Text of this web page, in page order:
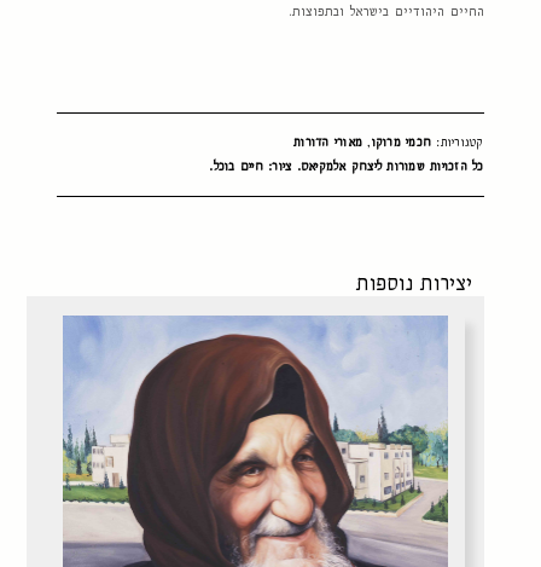
החיים היהודיים בישראל ובתפוצות.
קטגוריות: חכמי מרוקו, מאורי הדורות
כל הזכויות שמורות ליצחק אלמקיאס. ציור: חיים בוכל.
יצירות נוספות